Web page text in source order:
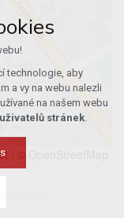
technologie, aby
a vy na webu nalezli
na našem webu
stránek.